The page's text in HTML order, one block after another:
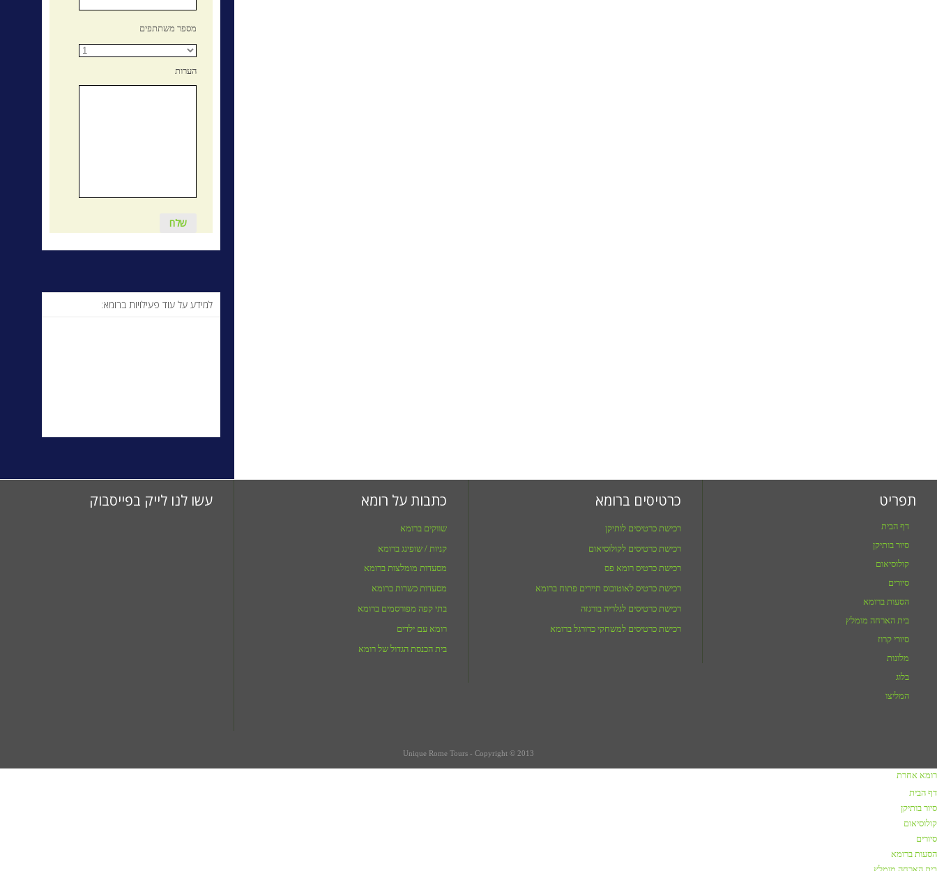
מספר משתתפים
הערות
למידע על עוד פעילויות ברומא:
עשו לנו לייק בפייסבוק כתבות על רומא
שווקים ברומא
קניות / שופינג ברומא
מסעדות מומלצות ברומא
מסעדות כשרות ברומא
בתי קפה מפורסמים ברומא
רומא עם ילדים
בית הכנסת הגדול של רומא
כרטיסים ברומא
רכישת כרטיסים לותיקן
רכישת כרטיסים לקולוסיאום
רכישת כרטיס רומא פס
רכישת כרטיס לאוטובוס תיירים פתוח ברומא
רכישת כרטיסים לגלריה בורגזה
רכישת כרטיסים למשחקי כדורגל ברומא
תפריט
דף הבית
סיור בותיקן
קולוסיאום
סיורים
הסעות ברומא
בית הארחה מומלץ
סיורי קרוז
מלונות
בלוג
המליצו
Unique Rome Tours - Copyright © 2013
רומא אחרת
דף הבית
סיור בותיקן
קולוסיאום
סיורים
הסעות ברומא